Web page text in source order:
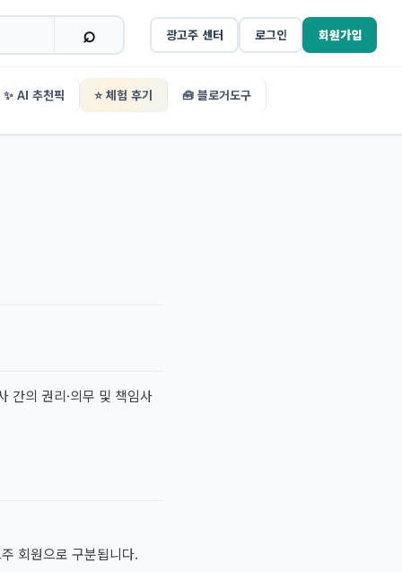
광고주 센터 로그인 회원가입
✨ AI 추천픽 ⭐ 체험 후기 🧰 블로거도구
간의 권리·의무 및 책임사
회원으로 구분됩니다.